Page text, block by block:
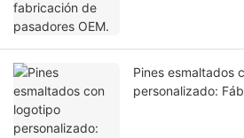
Pines esmaltados
personalizado: